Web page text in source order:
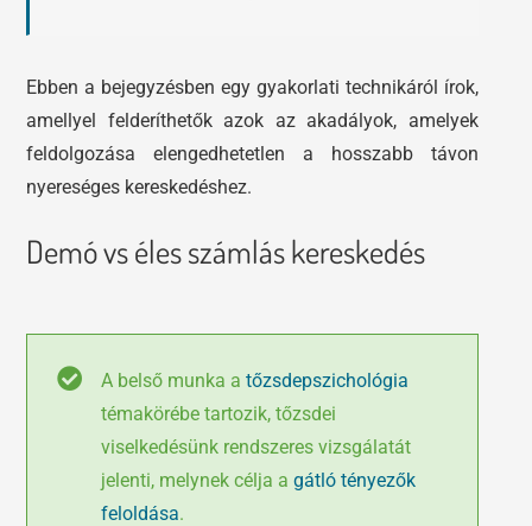
Ebben a bejegyzésben egy gyakorlati technikáról írok,
amellyel felderíthetők azok az akadályok, amelyek
feldolgozása elengedhetetlen a hosszabb távon
nyereséges kereskedéshez.
Demó vs éles számlás kereskedés
A belső munka atőzsdepszichológia
témakörébe tartozik, tőzsdei
viselkedésünk rendszeres vizsgálatát
jelenti, melynek célja agátló tényezők
feloldása.